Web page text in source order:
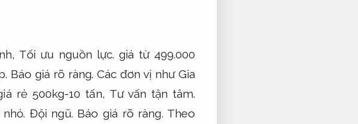
Tối ưu nguồn lực. giá từ 499.000
Báo giá rõ ràng. Các đơn vị như Gia
rẻ 500kg-10 tấn, Tư vấn tận tâm.
Đội ngũ. Báo giá rõ ràng. Theo